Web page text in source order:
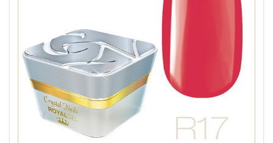
Tussen de lagen 30 seconden uitharden in de